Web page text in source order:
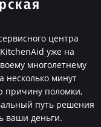
центра
уже на
многолетнему
несколько минут
причину поломки,
путь решения
ваши деньги.